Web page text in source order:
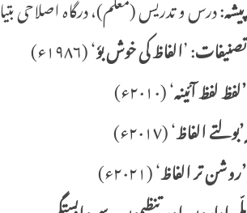
تصنیفات: ’الفاظ کی خوش بوٗ‘ (١٩٨٦ء)
’لفظ لفظ آئینہ‘ (٢٠١٠ء)
ٍ ’بولتے الفاظ‘ (٢٠١٧ء)
’روشن تر الفاظ‘ (٢٠٢١ء)